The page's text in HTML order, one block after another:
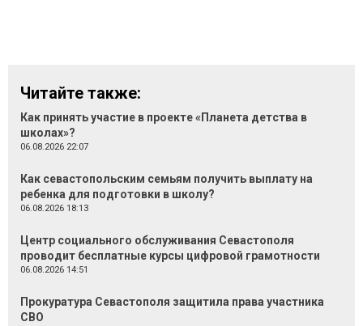
Читайте также:
Как принять участие в проекте «Планета детства в
школах»?
06.08.2026 22:07
Как севастопольским семьям получить выплату на
ребенка для подготовки в школу?
06.08.2026 18:13
Центр социального обслуживания Севастополя
проводит бесплатные курсы цифровой грамотности
06.08.2026 14:51
Прокуратура Севастополя защитила права участника
СВО